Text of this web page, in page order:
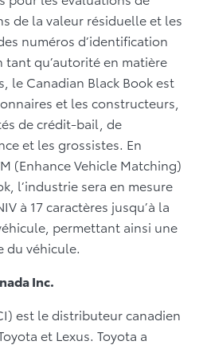
de la valeur résiduelle et les
numéros d’identification
tant qu’autorité en matière
le Canadian Black Book est
et les constructeurs,
de crédit-bail, de
et les grossistes. En
(Enhance Vehicle Matching)
l’industrie sera en mesure
à 17 caractères jusqu’à la
permettant ainsi une
du véhicule.
Inc.
est le distributeur canadien
et Lexus. Toyota a